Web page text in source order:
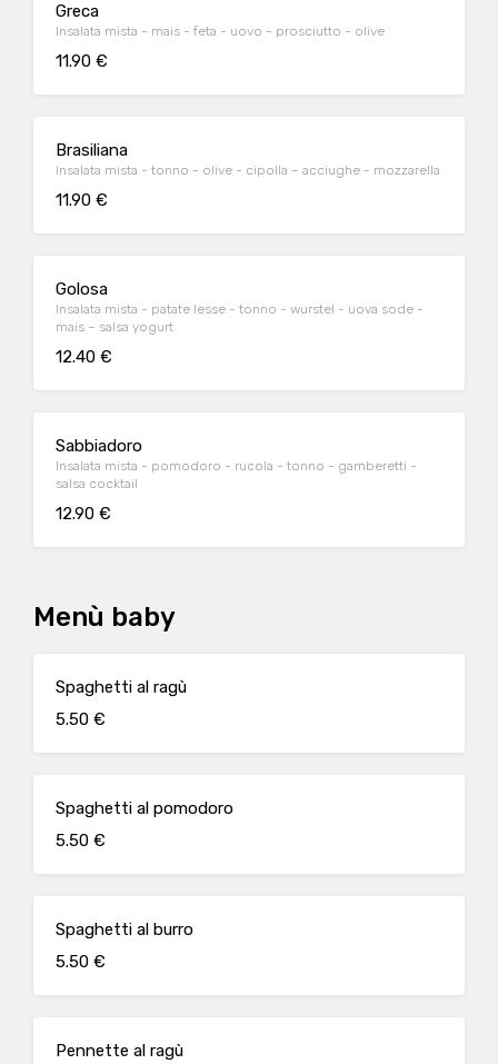
Greca
Insalata mista - mais - feta - uovo - prosciutto - olive
11.90 €
Brasiliana
Insalata mista - tonno - olive - cipolla – acciughe - mozzarella
11.90 €
Golosa
Insalata mista - patate lesse - tonno - wurstel - uova sode -
mais – salsa yogurt
12.40 €
Sabbiadoro
Insalata mista - pomodoro - rucola - tonno - gamberetti -
salsa cocktail
12.90 €
Menù baby
Spaghetti al ragù
5.50 €
Spaghetti al pomodoro
5.50 €
Spaghetti al burro
5.50 €
Pennette al ragù